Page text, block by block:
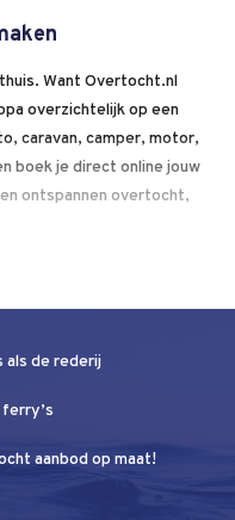
Want Overtocht.nl
overzichtelijk op een
caravan, camper, motor,
boek je direct online jouw
ontspannen overtocht,
als de rederij
aanbod op maat!